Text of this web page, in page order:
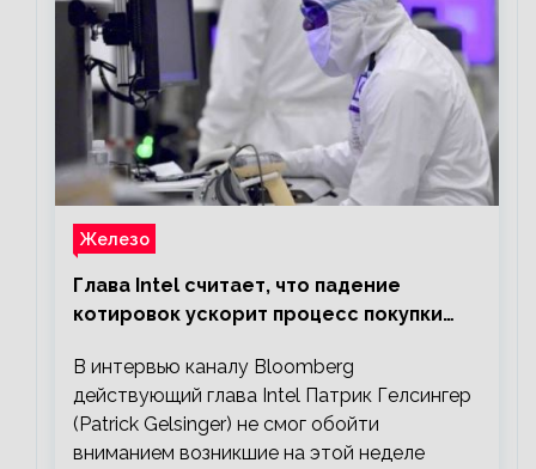
Железо
Глава Intel считает, что падение
котировок ускорит процесс покупки
В интервью каналу Bloomberg
действующий глава Intel Патрик Гелсингер
(Patrick Gelsinger) не смог обойти
вниманием возникшие на этой неделе